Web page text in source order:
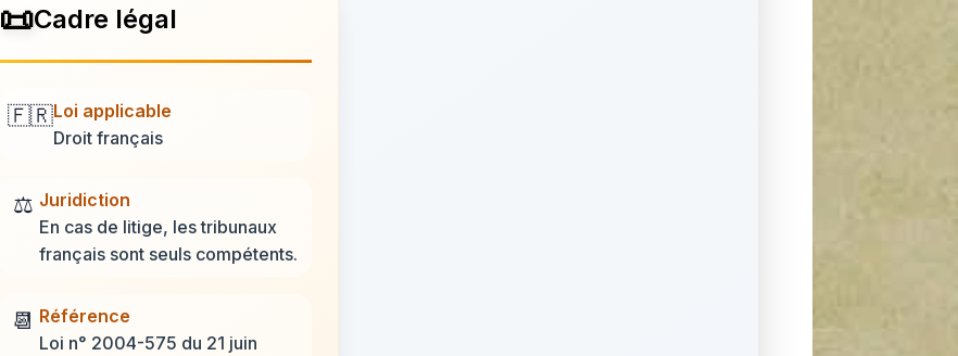
📜Cadre légal
🇫🇷Loi applicable
Droit français
⚖️ Juridiction
En cas de litige, les tribunaux
français sont seuls compétents.
📆 Référence
Loi n° 2004-575 du 21 juin